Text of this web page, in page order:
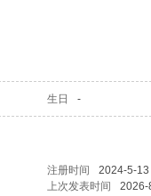
生日 -
注册时间
2024-5-
上次发表时间 2026-